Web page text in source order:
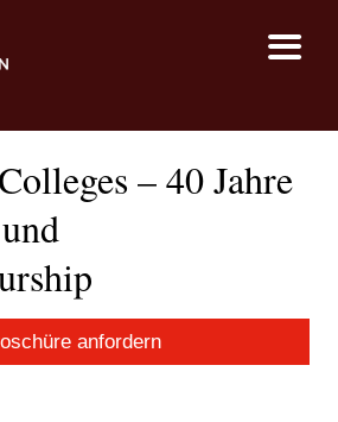
– 40 Jahre
anfordern